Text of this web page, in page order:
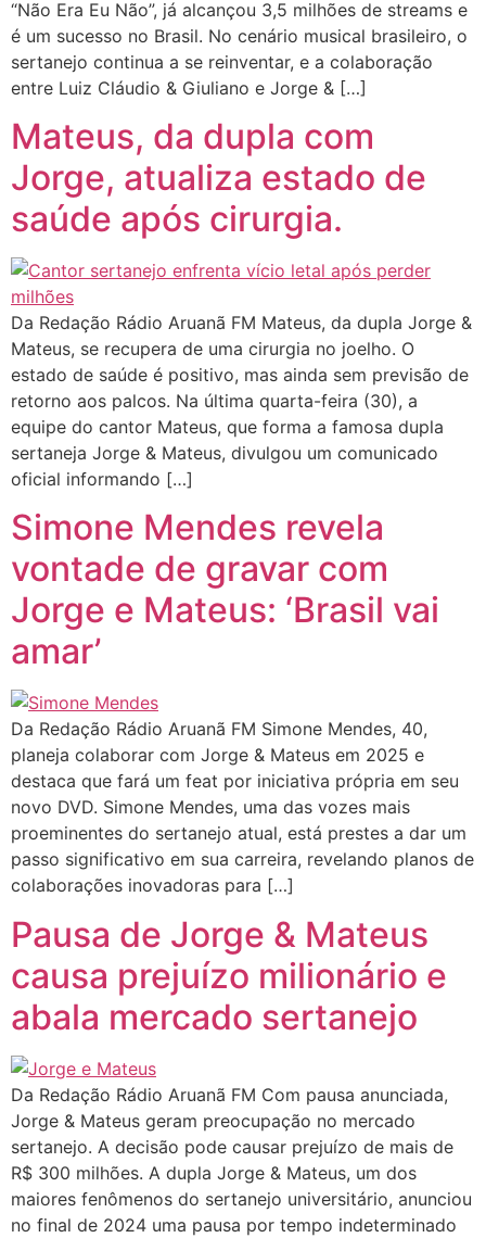
“Não Era Eu Não”, já alcançou 3,5 milhões de streams e
é um sucesso no Brasil. No cenário musical brasileiro, o
sertanejo continua a se reinventar, e a colaboração
entre Luiz Cláudio & Giuliano e Jorge & […]
Mateus, da dupla com
Jorge, atualiza estado de
saúde após cirurgia.
Da Redação Rádio Aruanã FM Mateus, da dupla Jorge &
Mateus, se recupera de uma cirurgia no joelho. O
estado de saúde é positivo, mas ainda sem previsão de
retorno aos palcos. Na última quarta-feira (30), a
equipe do cantor Mateus, que forma a famosa dupla
sertaneja Jorge & Mateus, divulgou um comunicado
oficial informando […]
Simone Mendes revela
vontade de gravar com
Jorge e Mateus: ‘Brasil vai
amar’
Da Redação Rádio Aruanã FM Simone Mendes, 40,
planeja colaborar com Jorge & Mateus em 2025 e
destaca que fará um feat por iniciativa própria em seu
novo DVD. Simone Mendes, uma das vozes mais
proeminentes do sertanejo atual, está prestes a dar um
passo significativo em sua carreira, revelando planos de
colaborações inovadoras para […]
Pausa de Jorge & Mateus
causa prejuízo milionário e
abala mercado sertanejo
Da Redação Rádio Aruanã FM Com pausa anunciada,
Jorge & Mateus geram preocupação no mercado
sertanejo. A decisão pode causar prejuízo de mais de
R$ 300 milhões. A dupla Jorge & Mateus, um dos
maiores fenômenos do sertanejo universitário, anunciou
no final de 2024 uma pausa por tempo indeterminado